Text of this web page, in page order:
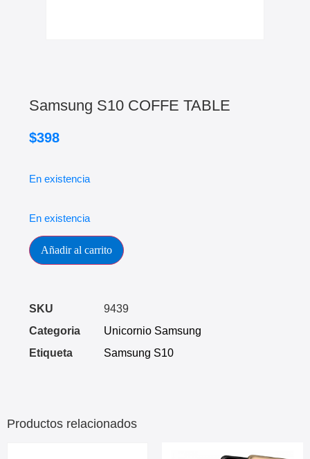
Samsung S10 COFFE TABLE
$398
En existencia
En existencia
Añadir al carrito
SKU
9439
Categoria
Unicornio Samsung
Etiqueta
Samsung S10
Productos relacionados